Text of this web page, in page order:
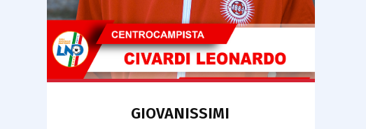
GIOVANISSIMI